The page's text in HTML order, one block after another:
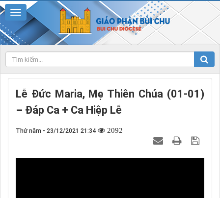
Lễ Đức Maria, Mẹ Thiên Chúa (01-01)
– Đáp Ca + Ca Hiệp Lễ
Thứ năm - 23/12/2021 21:34 2092